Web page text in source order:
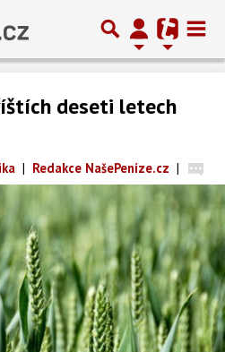
deseti letech
| Redakce NašePeníze.cz |